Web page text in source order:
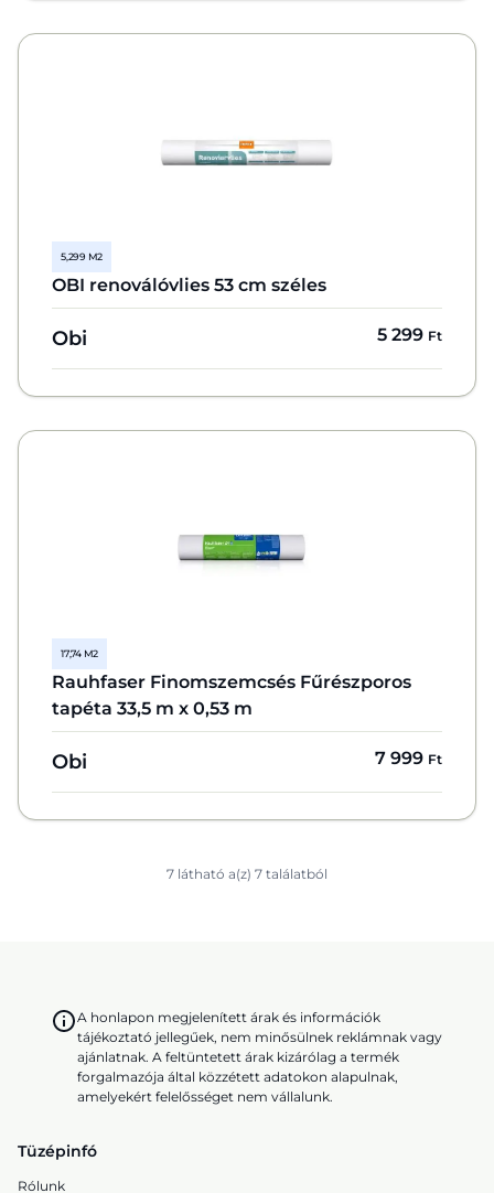
5,299 M2
OBI renoválóvlies 53 cm széles
Obi 5 299 Ft
17,74 M2
Rauhfaser Finomszemcsés Fűrészporos
tapéta 33,5 m x 0,53 m
Obi 7 999 Ft
7 látható a(z) 7 találatból
A honlapon megjelenített árak és információk
tájékoztató jellegűek, nem minősülnek reklámnak vagy
ajánlatnak. A feltüntetett árak kizárólag a termék
forgalmazója által közzétett adatokon alapulnak,
amelyekért felelősséget nem vállalunk.
Tüzépinfó
Rólunk